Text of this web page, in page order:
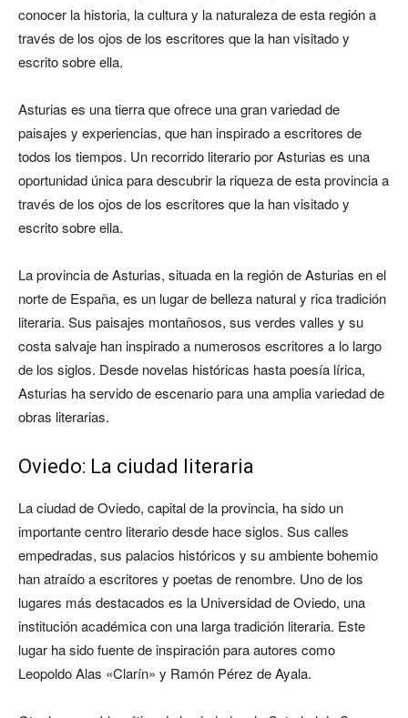
conocer la historia, la cultura y la naturaleza de esta región a
través de los ojos de los escritores que la han visitado y
escrito sobre ella.
Asturias es una tierra que ofrece una gran variedad de
paisajes y experiencias, que han inspirado a escritores de
todos los tiempos. Un recorrido literario por Asturias es una
oportunidad única para descubrir la riqueza de esta provincia a
través de los ojos de los escritores que la han visitado y
escrito sobre ella.
La provincia de Asturias, situada en la región de Asturias en el
norte de España, es un lugar de belleza natural y rica tradición
literaria. Sus paisajes montañosos, sus verdes valles y su
costa salvaje han inspirado a numerosos escritores a lo largo
de los siglos. Desde novelas históricas hasta poesía lírica,
Asturias ha servido de escenario para una amplia variedad de
obras literarias.
Oviedo: La ciudad literaria
La ciudad de Oviedo, capital de la provincia, ha sido un
importante centro literario desde hace siglos. Sus calles
empedradas, sus palacios históricos y su ambiente bohemio
han atraído a escritores y poetas de renombre. Uno de los
lugares más destacados es la Universidad de Oviedo, una
institución académica con una larga tradición literaria. Este
lugar ha sido fuente de inspiración para autores como
Leopoldo Alas «Clarín» y Ramón Pérez de Ayala.